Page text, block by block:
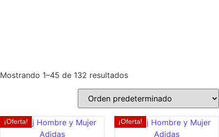
mujer que tenemos preparadas para ti. Elige el
tuyo.
Mostrando 1–45 de 132 resultados
¡Oferta! ¡Oferta!